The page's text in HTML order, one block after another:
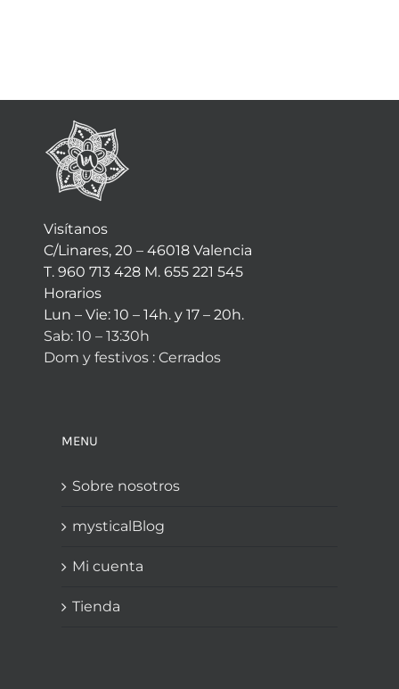
Visítanos
C/Linares, 20 – 46018 Valencia
T. 960 713 428 M. 655 221 545
Horarios
Lun – Vie: 10 – 14h. y 17 – 20h.
Sab: 10 – 13:30h
Dom y festivos : Cerrados
MENU
Sobre nosotros
mysticalBlog
Mi cuenta
Tienda